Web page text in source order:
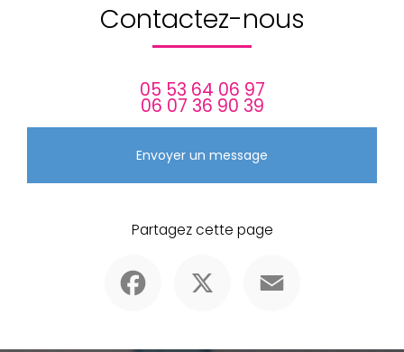
Contactez-nous
05 53 64 06 97
06 07 36 90 39
Envoyer un message
Partagez cette page